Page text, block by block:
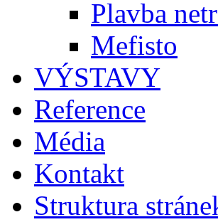
Plavba
Mefisto
VÝSTAVY
Reference
Média
Kontakt
Struktura